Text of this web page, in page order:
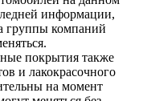
информации,
группы компаний
покрытия также
и лакокрасочного
на момент